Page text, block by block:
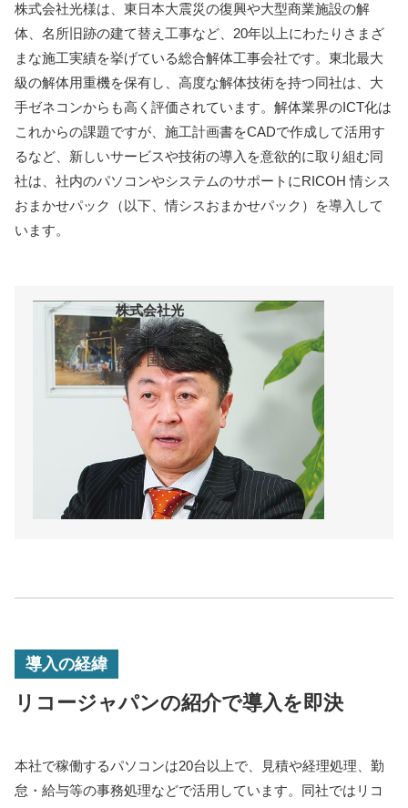
株式会社光様は、東日本大震災の復興や大型商業施設の解
体、名所旧跡の建て替え工事など、20年以上にわたりさまざ
まな施工実績を挙げている総合解体工事会社です。東北最大
級の解体用重機を保有し、高度な解体技術を持つ同社は、大
手ゼネコンからも高く評価されています。解体業界のICT化は
これからの課題ですが、施工計画書をCADで作成して活用す
るなど、新しいサービスや技術の導入を意欲的に取り組む同
社は、社内のパソコンやシステムのサポートにRICOH 情シス
おまかせパック（以下、情シスおまかせパック）を導入して
います。
株式会社光
法人担当営業部長
齋藤 国夫 様
導入の経緯
リコージャパンの紹介で導入を即決
本社で稼働するパソコンは20台以上で、見積や経理処理、勤
怠・給与等の事務処理などで活用しています。同社ではリコ